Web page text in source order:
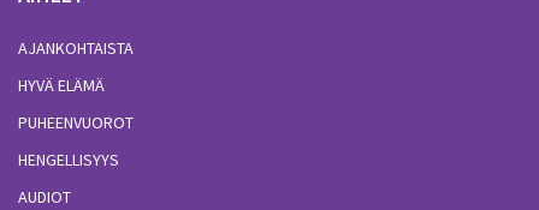
AJANKOHTAISTA
HYVÄ ELÄMÄ
PUHEENVUOROT
HENGELLISYYS
AUDIOT